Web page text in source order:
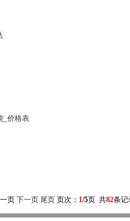
_价格表
页 下一页 尾页 页次： 1/5页 共82条记